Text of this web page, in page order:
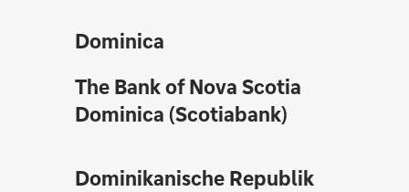
Dominica
The Bank of Nova Scotia
Dominica (Scotiabank)
Dominikanische Republik